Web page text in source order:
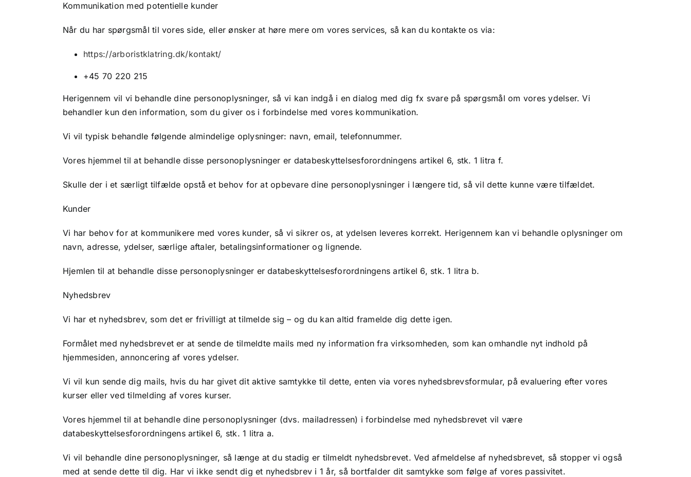
Kommunikation med potentielle kunder
Når du har spørgsmål til vores side, eller ønsker at høre mere om vores services, så kan du kontakte os via:
https://arboristklatring.dk/kontakt/
+45 70 220 215
Herigennem vil vi behandle dine personoplysninger, så vi kan indgå i en dialog med dig fx svare på spørgsmål om vores ydelser. Vi
behandler kun den information, som du giver os i forbindelse med vores kommunikation.
Vi vil typisk behandle følgende almindelige oplysninger: navn, email, telefonnummer.
Vores hjemmel til at behandle disse personoplysninger er databeskyttelsesforordningens artikel 6, stk. 1 litra f.
Skulle der i et særligt tilfælde opstå et behov for at opbevare dine personoplysninger i længere tid, så vil dette kunne være tilfældet.
Kunder
Vi har behov for at kommunikere med vores kunder, så vi sikrer os, at ydelsen leveres korrekt. Herigennem kan vi behandle oplysninger om
navn, adresse, ydelser, særlige aftaler, betalingsinformationer og lignende.
Hjemlen til at behandle disse personoplysninger er databeskyttelsesforordningens artikel 6, stk. 1 litra b.
Nyhedsbrev
Vi har et nyhedsbrev, som det er frivilligt at tilmelde sig – og du kan altid framelde dig dette igen.
Formålet med nyhedsbrevet er at sende de tilmeldte mails med ny information fra virksomheden, som kan omhandle nyt indhold på
hjemmesiden, annoncering af vores ydelser.
Vi vil kun sende dig mails, hvis du har givet dit aktive samtykke til dette, enten via vores nyhedsbrevsformular, på evaluering efter vores
kurser eller ved tilmelding af vores kurser.
Vores hjemmel til at behandle dine personoplysninger (dvs. mailadressen) i forbindelse med nyhedsbrevet vil være
databeskyttelsesforordningens artikel 6, stk. 1 litra a.
Vi vil behandle dine personoplysninger, så længe at du stadig er tilmeldt nyhedsbrevet. Ved afmeldelse af nyhedsbrevet, så stopper vi også
med at sende dette til dig. Har vi ikke sendt dig et nyhedsbrev i 1 år, så bortfalder dit samtykke som følge af vores passivitet.